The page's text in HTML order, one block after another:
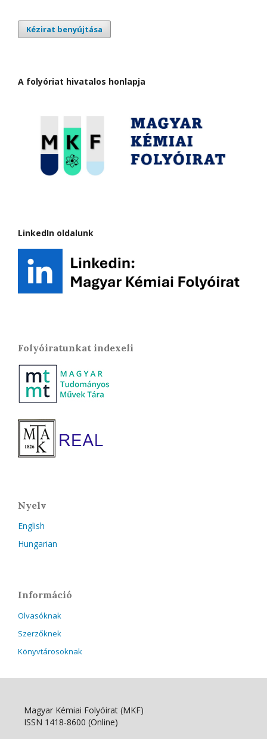
Kézirat benyújtása
A folyóriat hivatalos honlapja
LinkedIn oldalunk
Folyóiratunkat indexeli
Nyelv
English
Hungarian
Információ
Olvasóknak
Szerzőknek
Könyvtárosoknak
Magyar Kémiai Folyóirat (MKF)
ISSN 1418-8600 (Online)